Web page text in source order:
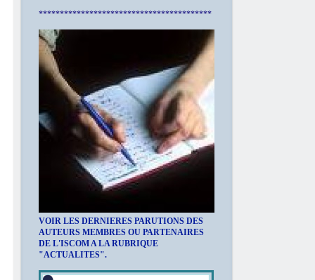
*****************************************
VOIR LES DERNIERES PARUTIONS DES
AUTEURS MEMBRES OU PARTENAIRES
DE L'ISCOM A LA RUBRIQUE
"ACTUALITES".